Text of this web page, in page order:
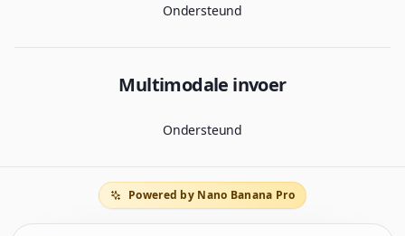
Ondersteund
Multimodale invoer
Ondersteund
Powered by Nano Banana Pro